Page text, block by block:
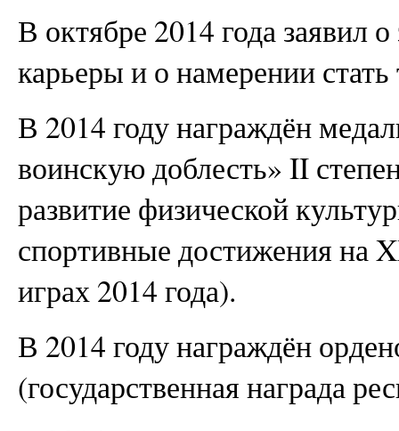
В октябре 2014 года заявил
карьеры и о намерении
В 2014 году награждён
воинскую доблесть» II
развитие физической
спортивные достижения на
играх 2014 года).
В 2014 году награждён
(государственная награда